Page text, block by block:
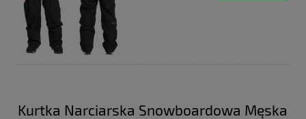
Kurtka Narciarska Snowboardowa Męska